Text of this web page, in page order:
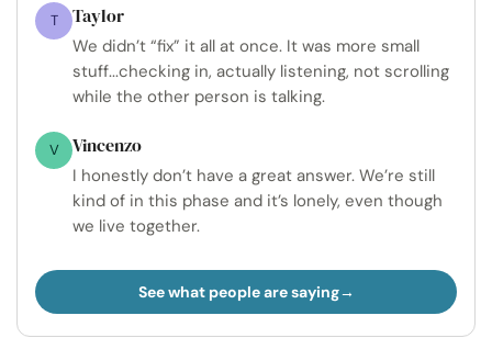
T Taylor
We didn’t “fix” it all at once. It was more small
stuff...checking in, actually listening, not scrolling
while the other person is talking.
V Vincenzo
I honestly don’t have a great answer. We’re still
kind of in this phase and it’s lonely, even though
we live together.
See what people are saying